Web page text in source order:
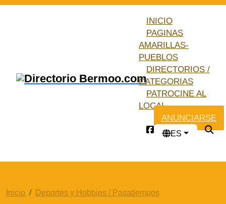
INICIO
PAGINAS
AMARILLAS-
PUEBLOS
DIRECTORIOS /
CATEGORIAS
PATROCINE AL
LOCAL
ANUNCIARSE
ES
Inicio Deportes y Hobbies / Pasatiempos